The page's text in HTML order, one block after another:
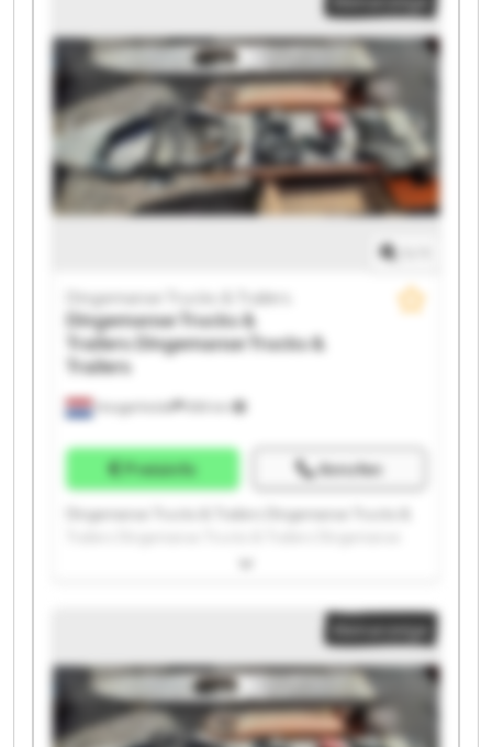
Dingemanse Trucks & Trailers Dingemanse Trucks &
Trailers Dingemanse Trucks & Trailers Dingemanse
Trucks & Trailers Dingemanse Trucks & Trailers
Dingemanse Trucks & Trailers Dingemanse Trucks &
Trailers Dingemanse Trucks & Trailers Dingemanse
Trucks & Trailers Dingemanse Trucks & Trailers
Hoogerheide
Dingemanse Trucks & Trailers
Dingemanse Trucks &
Trailers Dingemanse Trucks &
Trailers
Preisinfo Anrufen
Dingemanse Trucks & Trailers Dingemanse Trucks &
Trucks & Trailers Dingemanse Trucks & Trailers
Trailers Dingemanse Trucks & Trailers Dingemanse
Trucks & Trailers Dingemanse Trucks & Trailers
Dingemanse Trucks & Trailers Dingemanse Trucks &
Trailers Dingemanse Trucks & Trailers Dingemanse
Trucks & Trailers Dingemanse Trucks & Trailers
Dingemanse Trucks & Trailers Dingemanse Trucks &
Kleinanzeige